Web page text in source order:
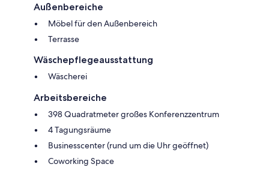
Außenbereiche
Möbel für den Außenbereich
Terrasse
Wäschepflegeausstattung
Wäscherei
Arbeitsbereiche
398 Quadratmeter großes Konferenzzentrum
4 Tagungsräume
Businesscenter (rund um die Uhr geöffnet)
Coworking Space